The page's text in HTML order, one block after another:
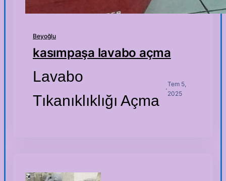
Beyoğlu
kasımpaşa lavabo açma
Lavabo
Tıkanıklıklığı Açma
·
Tem 5,
2025